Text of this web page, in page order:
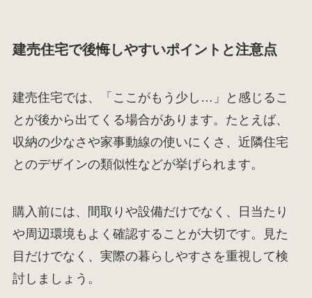
建売住宅で後悔しやすいポイントと注意点
建売住宅では、「ここがもう少し…」と感じるこ
とが後から出てくる場合があります。たとえば、
収納の少なさや家事動線の使いにくさ、近隣住宅
とのデザインの類似性などが挙げられます。
購入前には、間取りや設備だけでなく、日当たり
や周辺環境もよく確認することが大切です。見た
目だけでなく、実際の暮らしやすさを重視して検
討しましょう。